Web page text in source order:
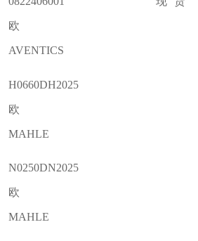
AVENTICS
H0660DH2025 现
MAHLE
N0250DN2025 现
MAHLE